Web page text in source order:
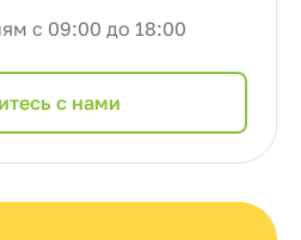
с 09:00 до 18:00
с нами